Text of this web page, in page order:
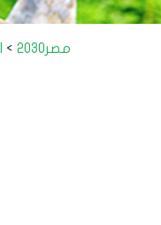
مصر2030 >